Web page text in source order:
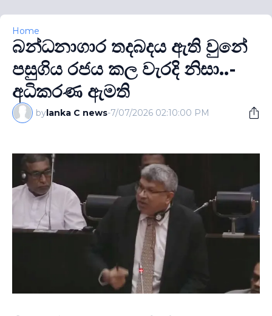
Home
බන්ධනාගාර තදබදය ඇති වුනේ
පසුගිය රජය කල වැරදි නිසා..-
අධිකරණ ඇමති
bylanka C news-7/07/2026 02:10:00 PM